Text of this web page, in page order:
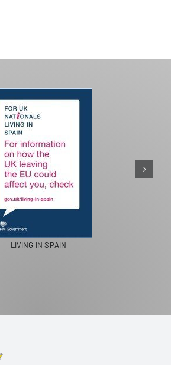
LIVING IN SPAIN